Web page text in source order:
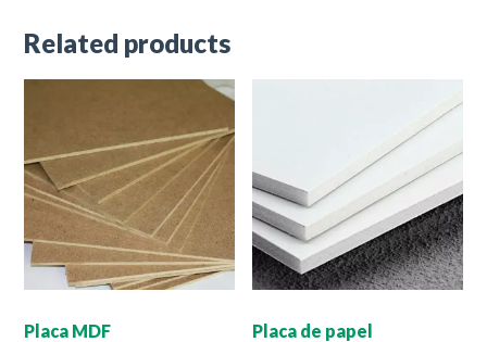
Related products
Placa MDF
Placa de papel